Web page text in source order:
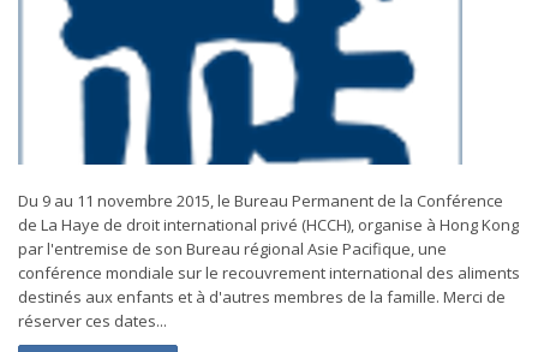
Du 9 au 11 novembre 2015, le Bureau Permanent de la Conférence
de La Haye de droit international privé (HCCH), organise à Hong Kong
par l'entremise de son Bureau régional Asie Pacifique, une
conférence mondiale sur le recouvrement international des aliments
destinés aux enfants et à d'autres membres de la famille. Merci de
réserver ces dates...